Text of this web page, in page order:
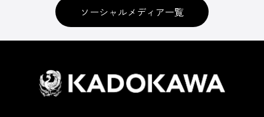
ソーシャルメディア一覧